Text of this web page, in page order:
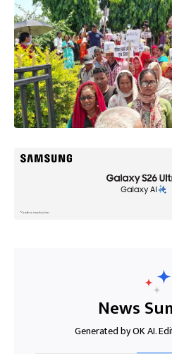
News
Generated by OK AI.